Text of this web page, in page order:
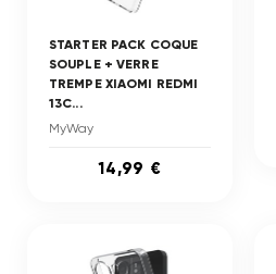
STARTER PACK COQUE
SOUPLE + VERRE
TREMPE XIAOMI REDMI
13C...
MyWay
14,99 €